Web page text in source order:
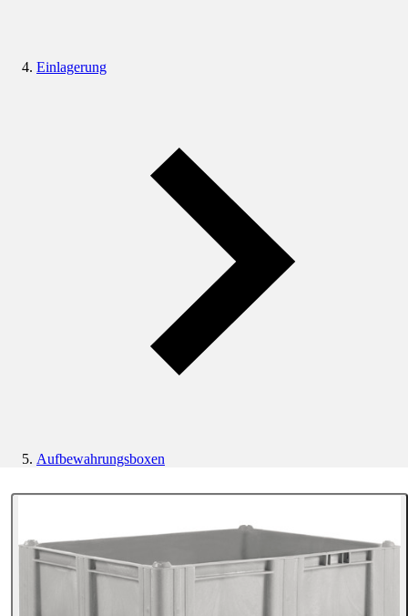
Einlagerung
Aufbewahrungsboxen